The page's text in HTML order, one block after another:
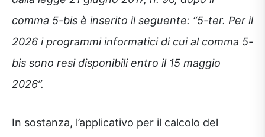
comma 5-bis è inserito il seguente: “5-ter. Per il
2026 i programmi informatici di cui al comma 5-
bis sono resi disponibili entro il 15 maggio
2026”.
In sostanza, l’applicativo per il calcolo del